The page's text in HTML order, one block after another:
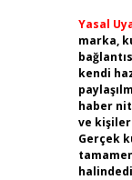
Yasal
marka,
kendi
haber
ve kişiler
Gerçek